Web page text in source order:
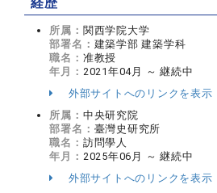
経歴
所属： 関西学院大学
部署名： 建築学部 建築学科
職名： 准教授
年月： 2021年04月 ～ 継続中
外部サイトへのリンクを表示
所属： 中央研究院
部署名： 臺灣史研究所
職名： 訪問學人
年月： 2025年06月 ～ 継続中
外部サイトへのリンクを表示